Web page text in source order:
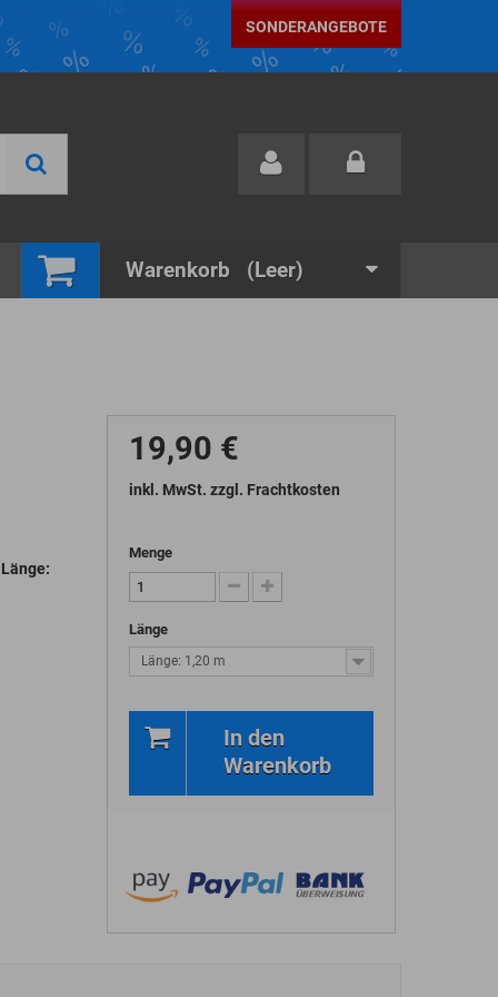
SONDERANGEBOTE
Warenkorb (Leer)
19,90 €
inkl. MwSt. zzgl. Frachtkosten
Menge
Länge
Länge: 1,20 m
In den
Warenkorb